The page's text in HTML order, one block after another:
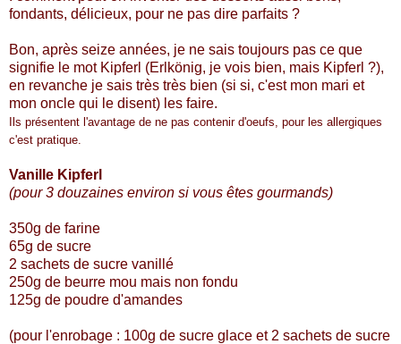
fondants, délicieux, pour ne pas dire parfaits ?
Bon, après seize années, je ne sais toujours pas ce que
signifie le mot Kipferl (Erlkönig, je vois bien, mais Kipferl ?),
en revanche je sais très très bien (si si, c'est mon mari et
mon oncle qui le disent) les faire.
Ils présentent l'avantage de ne pas contenir d'oeufs, pour les allergiques
c'est pratique.
Vanille Kipferl
(pour 3 douzaines environ si vous êtes gourmands)
350g de farine
65g de sucre
2 sachets de sucre vanillé
250g de beurre mou mais non fondu
125g de poudre d'amandes
(pour l'enrobage : 100g de sucre glace et 2 sachets de sucre